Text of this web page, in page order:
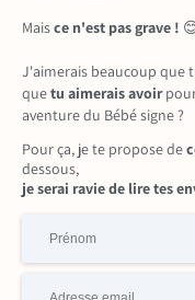
Maisce n'est pas grave !
J'aimerais beaucoup que
quetu aimerais avoir
aventure du Bébé signe ?
Pour ça, je te propose de
dessous,
je serai ravie de lire tes